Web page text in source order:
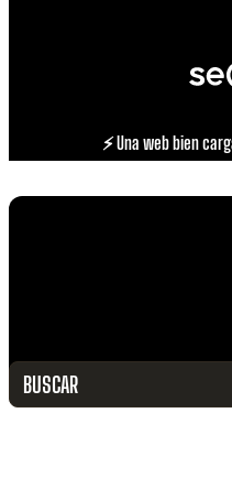
⚡ Una web bien